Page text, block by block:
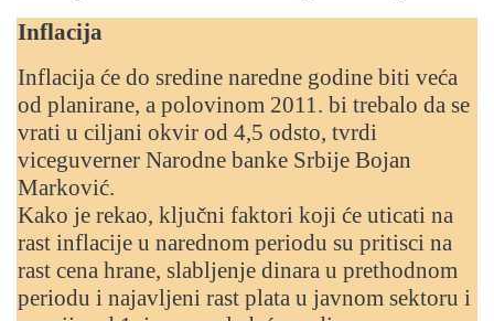
Inflacija
Inflacija će do sredine naredne godine biti veća
od planirane, a polovinom 2011. bi trebalo da se
vrati u ciljani okvir od 4,5 odsto, tvrdi
viceguverner Narodne banke Srbije Bojan
Marković.
Kako je rekao, ključni faktori koji će uticati na
rast inflacije u narednom periodu su pritisci na
rast cena hrane, slabljenje dinara u prethodnom
periodu i najavljeni rast plata u javnom sektoru i